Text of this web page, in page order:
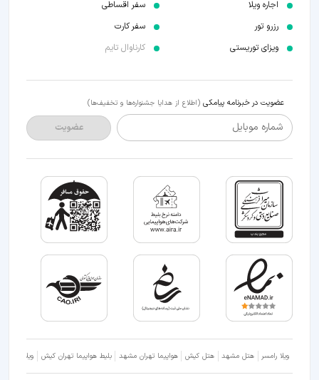
اجاره ویلا
رزرو تور
ویزای توریستی
سفر اقساطی
سفر کارت
کارناوال تایم
عضویت در خبرنامه پیامکی (اطلاع از هدایا جشنواره‌ها و تخفیف‌ها)
شماره موبایل عضویت
ویلا رامسر هتل مشهد هتل کیش هواپیما تهران مشهد بلیط هواپیما تهران کیش ویلا شمال